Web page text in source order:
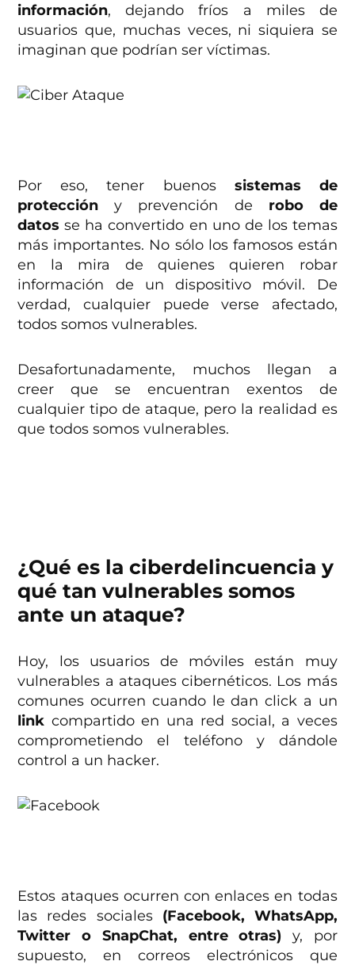
información, dejando fríos a miles de
usuarios que, muchas veces, ni siquiera se
imaginan que podrían ser víctimas.
Por eso, tener buenos sistemas de
protección y prevención de robo de
datosse ha convertido en uno de los temas
más importantes. No sólo los famosos están
en la mira de quienes quieren robar
información de un dispositivo móvil. De
verdad, cualquier puede verse afectado,
todos somos vulnerables.
Desafortunadamente, muchos llegan a
creer que se encuentran exentos de
cualquier tipo de ataque, pero la realidad es
que todos somos vulnerables.
¿Qué es la ciberdelincuencia y
qué tan vulnerables somos
ante un ataque?
Hoy, los usuarios de móviles están muy
vulnerables a ataques cibernéticos. Los más
comunes ocurren cuando le dan click a un
link compartido en una red social, a veces
comprometiendo el teléfono y dándole
control a un hacker.
Estos ataques ocurren con enlaces en todas
las redes sociales (Facebook, WhatsApp,
Twitter o SnapChat, entre otras) y, por
supuesto, en correos electrónicos que